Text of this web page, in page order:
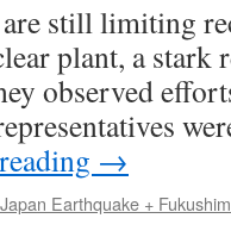
still limiting
plant, a stark
observed
→
Earthquake +